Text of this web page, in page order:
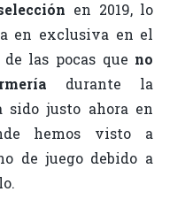
en 2019, lo
en exclusiva en el
las pocas que no
durante la
sido justo ahora en
hemos visto a
de juego debido a